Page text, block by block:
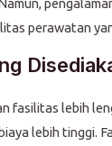
perawatan
fasilitas lebih
lebih tinggi.